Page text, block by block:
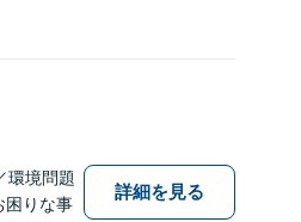
環境問題
困りな事
詳細を見る